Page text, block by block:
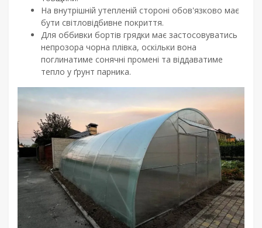
На внутрішній утепленій стороні обов'язково має
бути світловідбивне покриття.
Для оббивки бортів грядки має застосовуватись
непрозора чорна плівка, оскільки вона
поглинатиме сонячні промені та віддаватиме
тепло у ґрунт парника.